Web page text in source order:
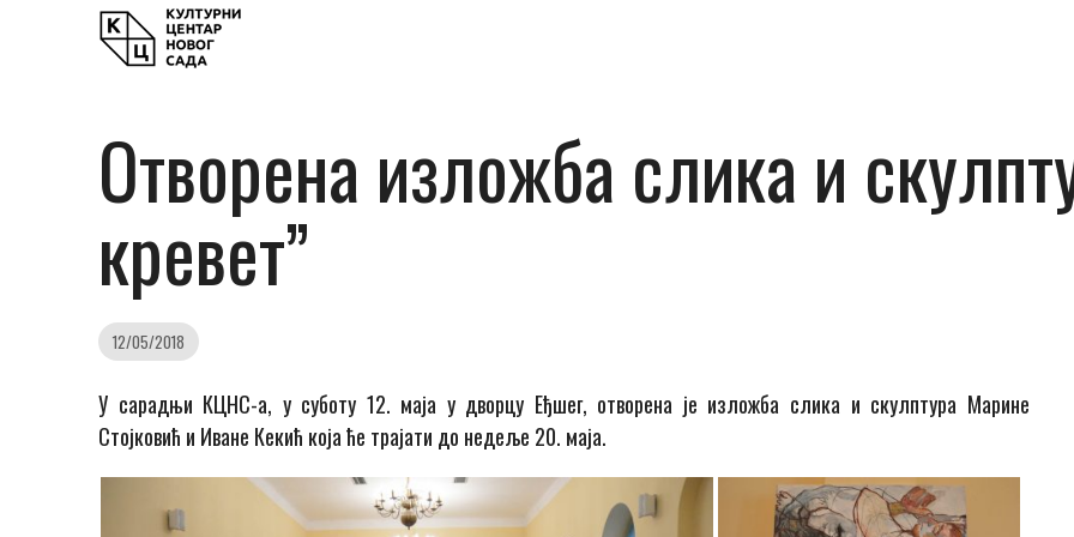
Отворена изложба слика и
кревет”
12/05/2018
У сарадњи КЦНС-а, у суботу 12. маја у дворцу Еђшег, отворена је изложба слика и скулптура Марине
Стојковић и Иване Кекић која ће трајати до недеље 20. маја.